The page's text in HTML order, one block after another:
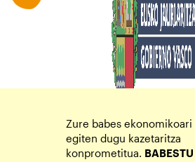
Zure babes ekonomikoari
egiten dugu kazetaritza
konprometitua.